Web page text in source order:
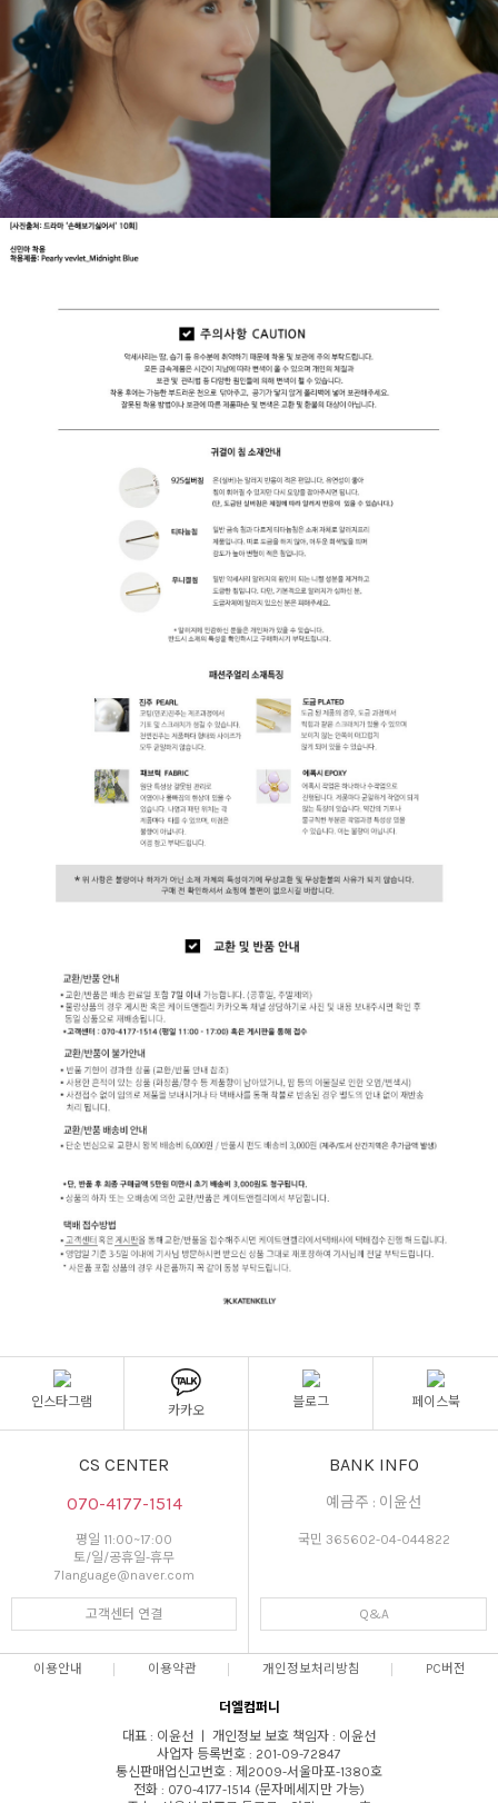
인스타그램
카카오
블로그 페이스북
CS CENTER
070-4177-1514
평일 11:00~17:00
토/일/공휴일-휴무
7language@naver.com
고객센터 연결
BANK INFO
예금주 : 이윤선
국민 365602-04-044822
Q&A
이용안내 이용약관 개인정보처리방침 PC버전
더엘컴퍼니
대표 : 이윤선 ㅣ 개인정보 보호 책임자 : 이윤선
사업자 등록번호 : 201-09-72847
통신판매업신고번호 : 제2009-서울마포-1380호
전화 : 070-4177-1514 (문자메세지만 가능)